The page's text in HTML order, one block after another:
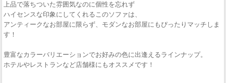
上品で落ちついた雰囲気なのに個性を忘れず
ハイセンスな印象にしてくれるこのソファは、
アンティークなお部屋に限らず、モダンなお部屋にもぴったりマッチしま
す！
豊富なカラーバリエーションでお好みの色に出逢えるラインナップ。
ホテルやレストランなど店舗様にもオススメです！